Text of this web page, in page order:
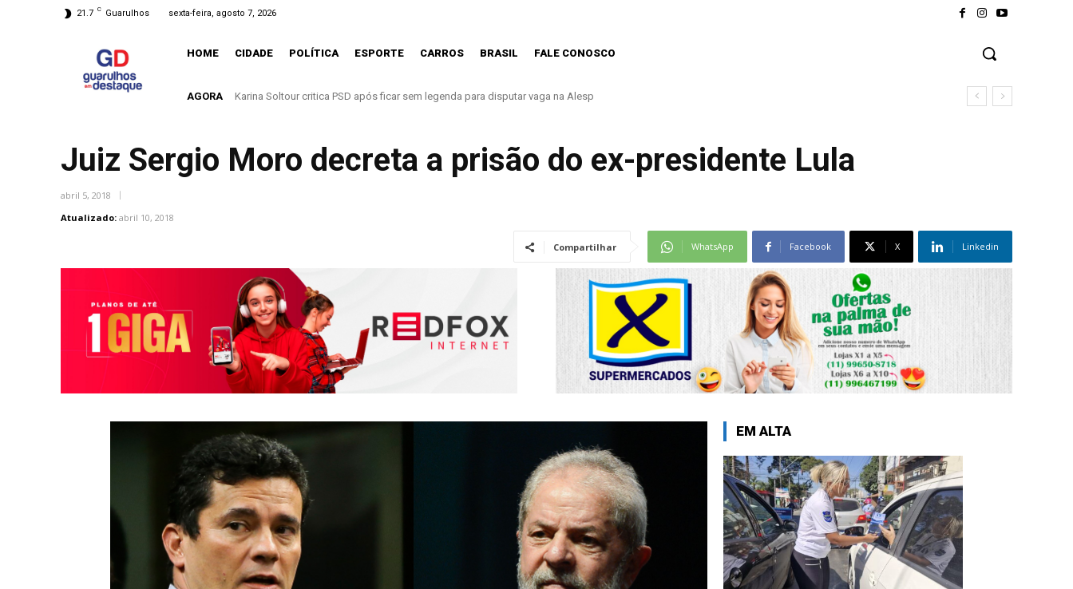
21.7 C Guarulhos sexta-feira, agosto 7, 2026
HOME CIDADE POLÍTICA ESPORTE CARROS BRASIL FALE CONOSCO
AGORA Entenda o que muda com a nova Lei do Frete
Juiz Sergio Moro decreta a prisão do ex-presidente Lula
abril 5, 2018
Atualizado: abril 10, 2018
Compartilhar WhatsApp Facebook X Linkedin
EM ALTA